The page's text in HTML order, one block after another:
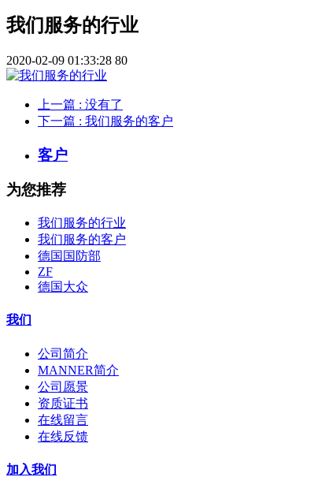
我们服务的行业
2020-02-09 01:33:28 80
上一篇 : 没有了
下一篇 : 我们服务的客户
客户
为您推荐
我们服务的行业
我们服务的客户
德国国防部
ZF
德国大众
我们
公司简介
MANNER简介
公司愿景
资质证书
在线留言
在线反馈
加入我们